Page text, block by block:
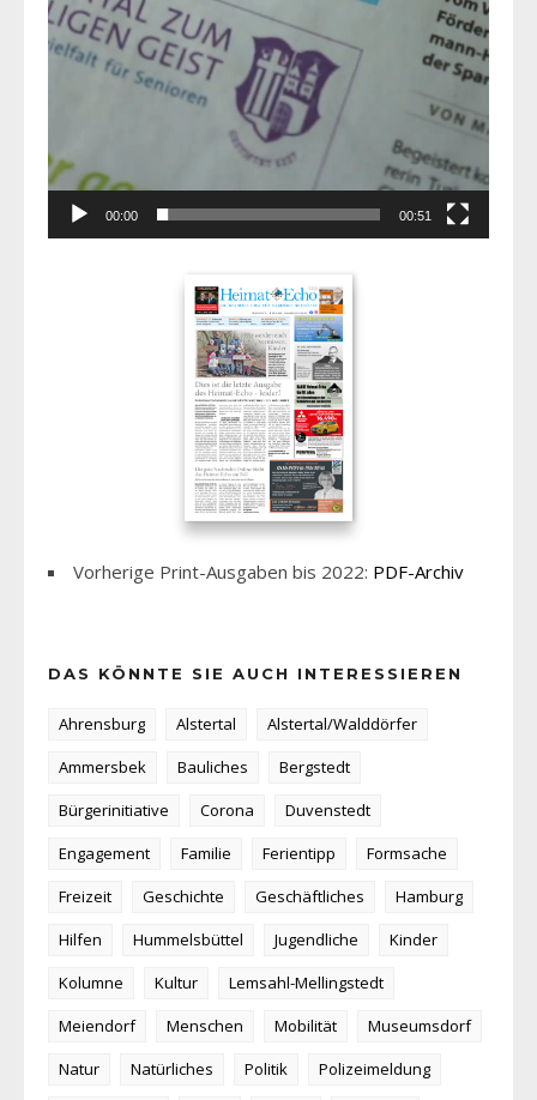
00:00 00:51
Vorherige Print-Ausgaben bis 2022: PDF-Archiv
DAS KÖNNTE SIE AUCH INTERESSIEREN
Ahrensburg Alstertal
Alstertal/Walddörfer
Ammersbek
Bauliches
Bergstedt
Bürgerinitiative
Corona
Duvenstedt
Engagement
Familie Ferientipp
Formsache
Freizeit
Geschichte Geschäftliches
Hamburg
Hilfen
Hummelsbüttel Jugendliche
Kinder
Kolumne
Kultur
Lemsahl-Mellingstedt
Meiendorf
Menschen Mobilität
Museumsdorf
Natur
Natürliches Politik
Polizeimeldung